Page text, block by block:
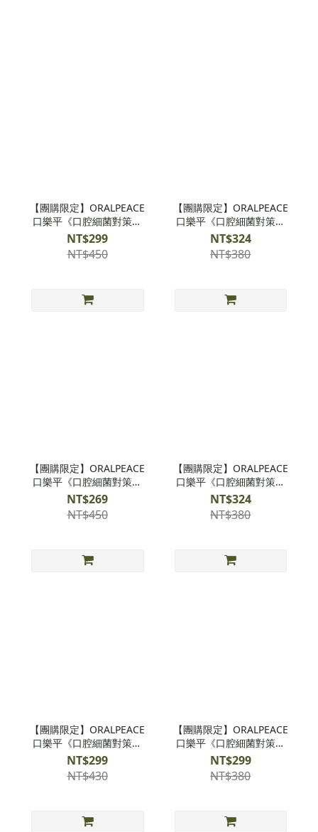
【團購限定】ORALPEACE
口樂平《口腔細菌對策》
日本專利潔牙護齦牙膏-清
新
NT$299
NT$450
【團購限定】ORALPEACE
口樂平《口腔細菌對策》
日本專利潔牙護齦噴霧-清
新
NT$324
NT$380
【團購限定】ORALPEACE
口樂平《口腔細菌對策》
日本專利潔牙護齦牙膏-果
香
NT$269
NT$450
【團購限定】ORALPEACE
口樂平《口腔細菌對策》
日本專利潔牙護齦噴霧-果
香
NT$324
NT$380
【團購限定】ORALPEACE
口樂平《口腔細菌對策》
日本專利潔牙護齦牙膏-濕
潤
NT$299
NT$430
【團購限定】ORALPEACE
口樂平《口腔細菌對策》
日本專利潔牙護齦噴霧-濕
潤
NT$299
NT$380